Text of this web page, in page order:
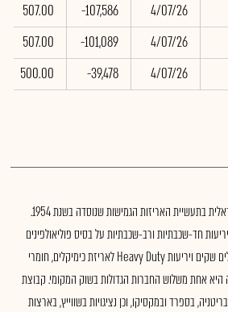
4/07/26
-107,586
507.00
4/07/26
-101,089
507.00
4/07/26
-39,478
500.00
חברת פלסטו-קרגל היא חברה ישראלית בתעשיית האריזות הגמישות שנוסדה בשנת 1954.
חד-שכבתיות ורב-שכבתיות על בסיס פוליאולפינים
לשימושים תעשייתיים. מוצריה כוללים שקים ויריעות Heavy Duty לאריזת כימיקלים, חומרי
היא אחת משלוש החברות הגדולות בשוק המקומי. קבוצת
בספרד ובמקסיקו, וכן נציגויות בשווייץ, בארצות